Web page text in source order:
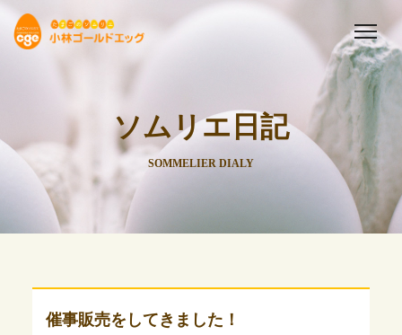
ソムリエ日記
SOMMELIER DIALY
催事販売をしてきました！